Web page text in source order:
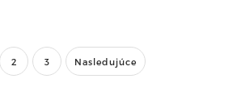
2 3 Nasledujúce